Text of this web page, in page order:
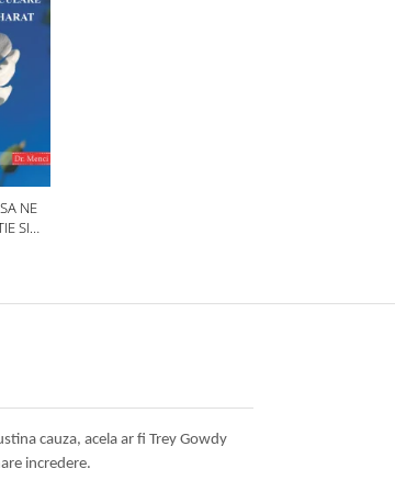
NE
SI
cauza, acela ar fi Trey Gowdy
incredere.